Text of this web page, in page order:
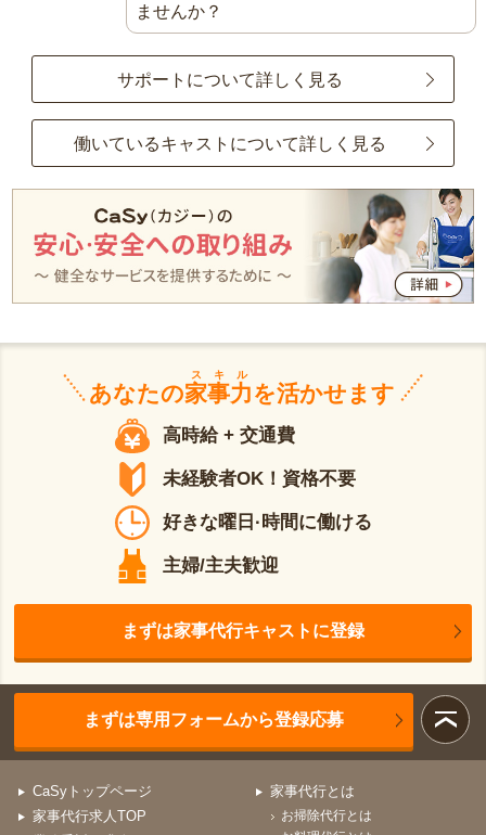
ませんか？
サポートについて詳しく見る
働いているキャストについて詳しく見る
あなたの家事力
スキル
を活かせます
高時給 + 交通費
未経験者OK！資格不要
好きな曜日·時間に働ける
主婦/主夫歓迎
まずは家事代行キャストに登録
まずは専用フォームから登録応募
CaSyトップページ
家事代行求人TOP
家事代行とは
お掃除代行とは